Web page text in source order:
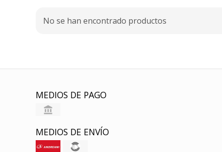
No se han encontrado productos
MEDIOS DE PAGO
MEDIOS DE ENVÍO